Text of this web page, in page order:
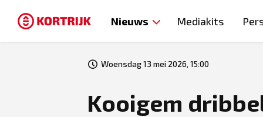
Nieuws Mediakits
Woensdag 13 mei 2026, 15:00
Kooigem